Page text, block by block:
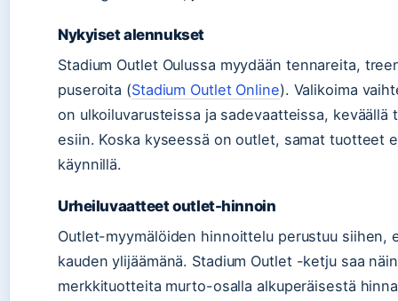
Nykyiset alennukset
Stadium Outlet Oulussa myydään tennareita,
puseroita (Stadium Outlet Online). Valikoima
on ulkoiluvarusteissa ja sadevaatteissa,
esiin. Koska kyseessä on outlet, samat tuotteet
käynnillä.
Urheiluvaatteet outlet-hinnoin
Outlet-myymälöiden hinnoittelu perustuu
kauden ylijäämänä. Stadium Outlet -ketju saa
merkkituotteita murto-osalla alkuperäisestä